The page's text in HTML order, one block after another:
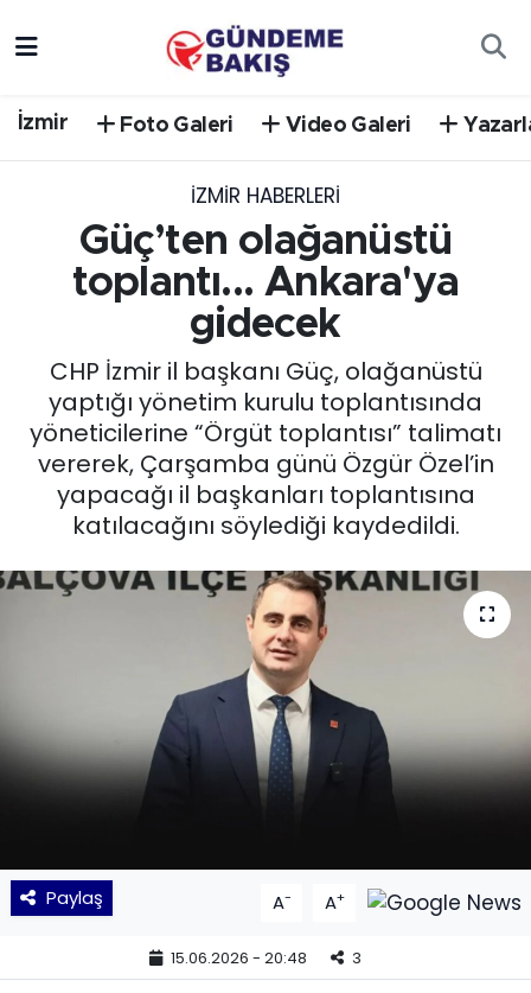
İzmir Foto Galeri Video Galeri
İZMIR HABERLERI
Güç’ten olağanüstü
toplantı... Ankara'ya
gidecek
CHP İzmir il başkanı Güç, olağanüstü
yaptığı yönetim kurulu toplantısında
yöneticilerine “Örgüt toplantısı” talimatı
vererek, Çarşamba günü Özgür Özel’in
yapacağı il başkanları toplantısına
katılacağını söylediği kaydedildi.
Paylaş A- A+
15.06.2026 - 20:48 3
EGE
EKONOMİ
English News
GÜNCEL
KÜLTÜR SANAT
SAĞLIK
SPOR
Trafik Durumu
Süper Lig Puan Durumu ve Fikstür
Tüm Manşetler
Son Dakika Haberleri
Haber Arşivi